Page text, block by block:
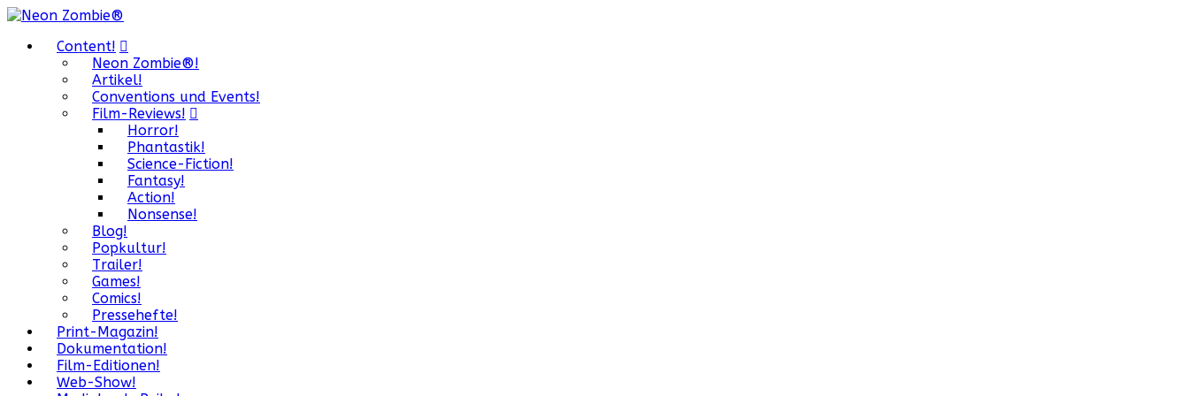
Content!
Neon Zombie®!
Artikel!
Conventions und Events!
Film-Reviews!
Horror!
Phantastik!
Science-Fiction!
Fantasy!
Action!
Nonsense!
Blog!
Popkultur!
Trailer!
Games!
Comics!
Pressehefte!
Print-Magazin!
Dokumentation!
Film-Editionen!
Web-Show!